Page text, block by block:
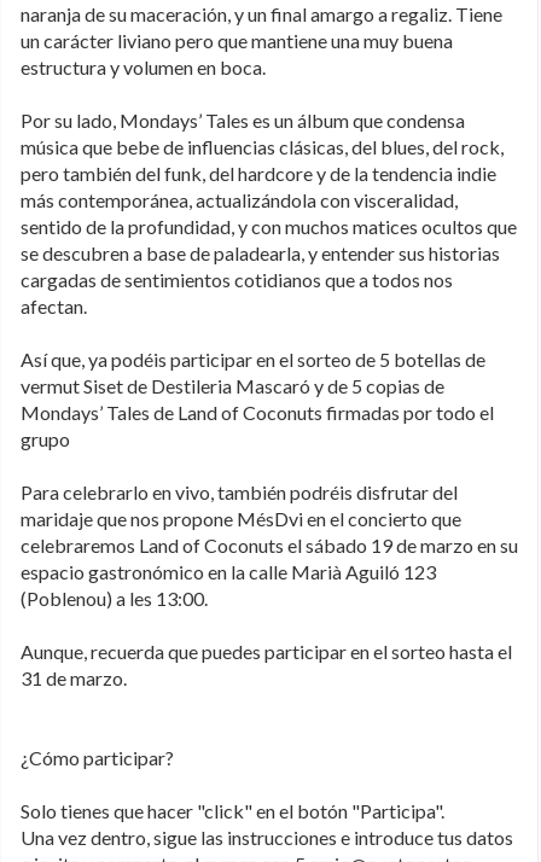
naranja de su maceración, y un final amargo a regaliz. Tiene
un carácter liviano pero que mantiene una muy buena
estructura y volumen en boca.
Por su lado, Mondays’ Tales es un álbum que condensa
música que bebe de influencias clásicas, del blues, del rock,
pero también del funk, del hardcore y de la tendencia indie
más contemporánea, actualizándola con visceralidad,
sentido de la profundidad, y con muchos matices ocultos que
se descubren a base de paladearla, y entender sus historias
cargadas de sentimientos cotidianos que a todos nos
afectan.
Así que, ya podéis participar en el sorteo de 5 botellas de
vermut Siset de Destileria Mascaró y de 5 copias de
Mondays’ Tales de Land of Coconuts firmadas por todo el
grupo
Para celebrarlo en vivo, también podréis disfrutar del
maridaje que nos propone MésDvi en el concierto que
celebraremos Land of Coconuts el sábado 19 de marzo en su
espacio gastronómico en la calle Marià Aguiló 123
(Poblenou) a les 13:00.
Aunque, recuerda que puedes participar en el sorteo hasta el
31 de marzo.
¿Cómo participar?
Solo tienes que hacer "click" en el botón "Participa".
Una vez dentro, sigue las instrucciones e introduce tus datos